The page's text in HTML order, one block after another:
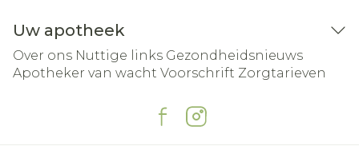
Uw apotheek
Over ons Nuttige links Gezondheidsnieuws
Apotheker van wacht Voorschrift Zorgtarieven